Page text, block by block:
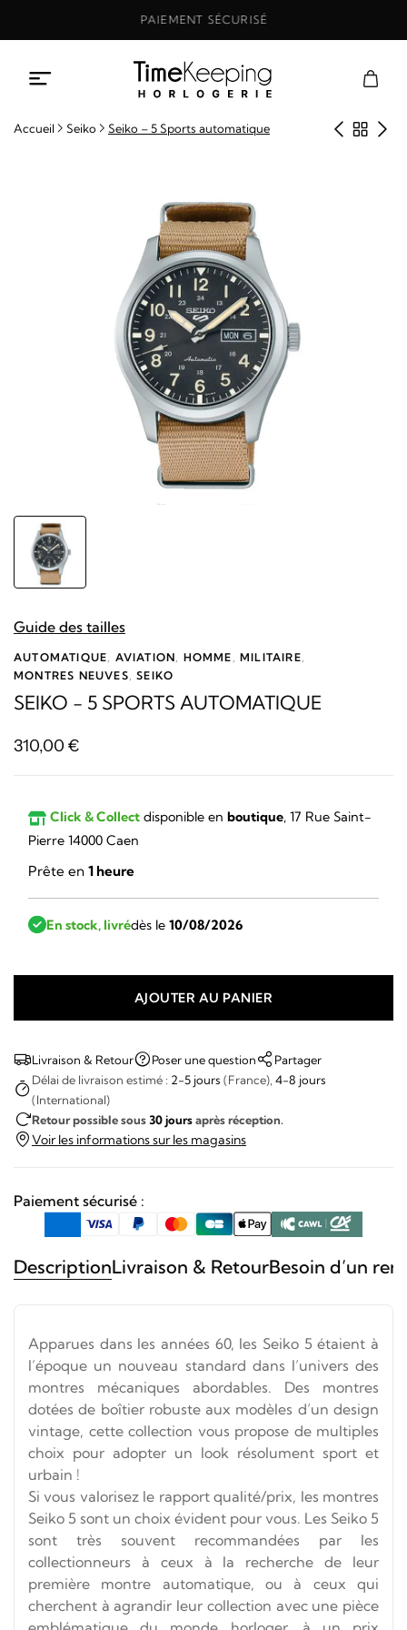
PAIEMENT SÉCURISÉ
Accueil Seiko Seiko – 5 Sports automatique
Guide des tailles
AUTOMATIQUE AVIATION HOMME ,MILITAIRE
MONTRES NEUVES ,SEIKO
SEIKO - 5 SPORTS AUTOMATIQUE
310,00 €
Click & Collect disponible en boutique, 17 Rue Saint-
Pierre 14000 Caen
Prête en 1 heure
En stock, livrédès le 10/08/2026
Seiko
-
Sports
automatique
AJOUTER AU PANIER
Livraison & Retour Poser une question
Partager
Délai de livraison estimé : 2-5 jours (France), 4-8 jours
(International)
Retour possible sous30 joursaprès réception.
Voir les informations sur les magasins
Paiement sécurisé :
DescriptionLivraison & RetourBesoin d’un
Apparues dans les années 60, les Seiko 5 étaient à
l’époque un nouveau standard dans l’univers des
montres mécaniques abordables. Des montres
dotées de boîtier robuste aux modèles d’un design
vintage, cette collection vous propose de multiples
choix pour adopter un look résolument sport et
urbain !
Si vous valorisez le rapport qualité/prix, les montres
Seiko 5 sont un choix évident pour vous. Les Seiko 5
sont très souvent recommandées par les
collectionneurs à ceux à la recherche de leur
première montre automatique, ou à ceux qui
cherchent à agrandir leur collection avec une pièce